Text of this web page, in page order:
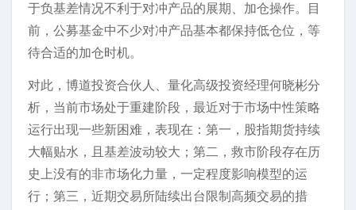
于负基差情况不利于对冲产品的展期、加仓操作。目
前，公募基金中不少对冲产品基本都保持低仓位，等
待合适的加仓时机。
对此，博道投资合伙人、量化高级投资经理何晓彬分
析，当前市场处于重建阶段，最近对于市场中性策略
运行出现一些新困难，表现在：第一，股指期货持续
大幅贴水，且基差波动较大；第二，救市阶段存在历
史上没有的非市场化力量，一定程度影响模型的运
行；第三，近期交易所陆续出台限制高频交易的措